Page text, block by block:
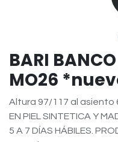
BARI
MO26
Altura 97/117 al asiento
EN PIEL SINTETICA Y
5 A 7 DÍAS HÁBILES.